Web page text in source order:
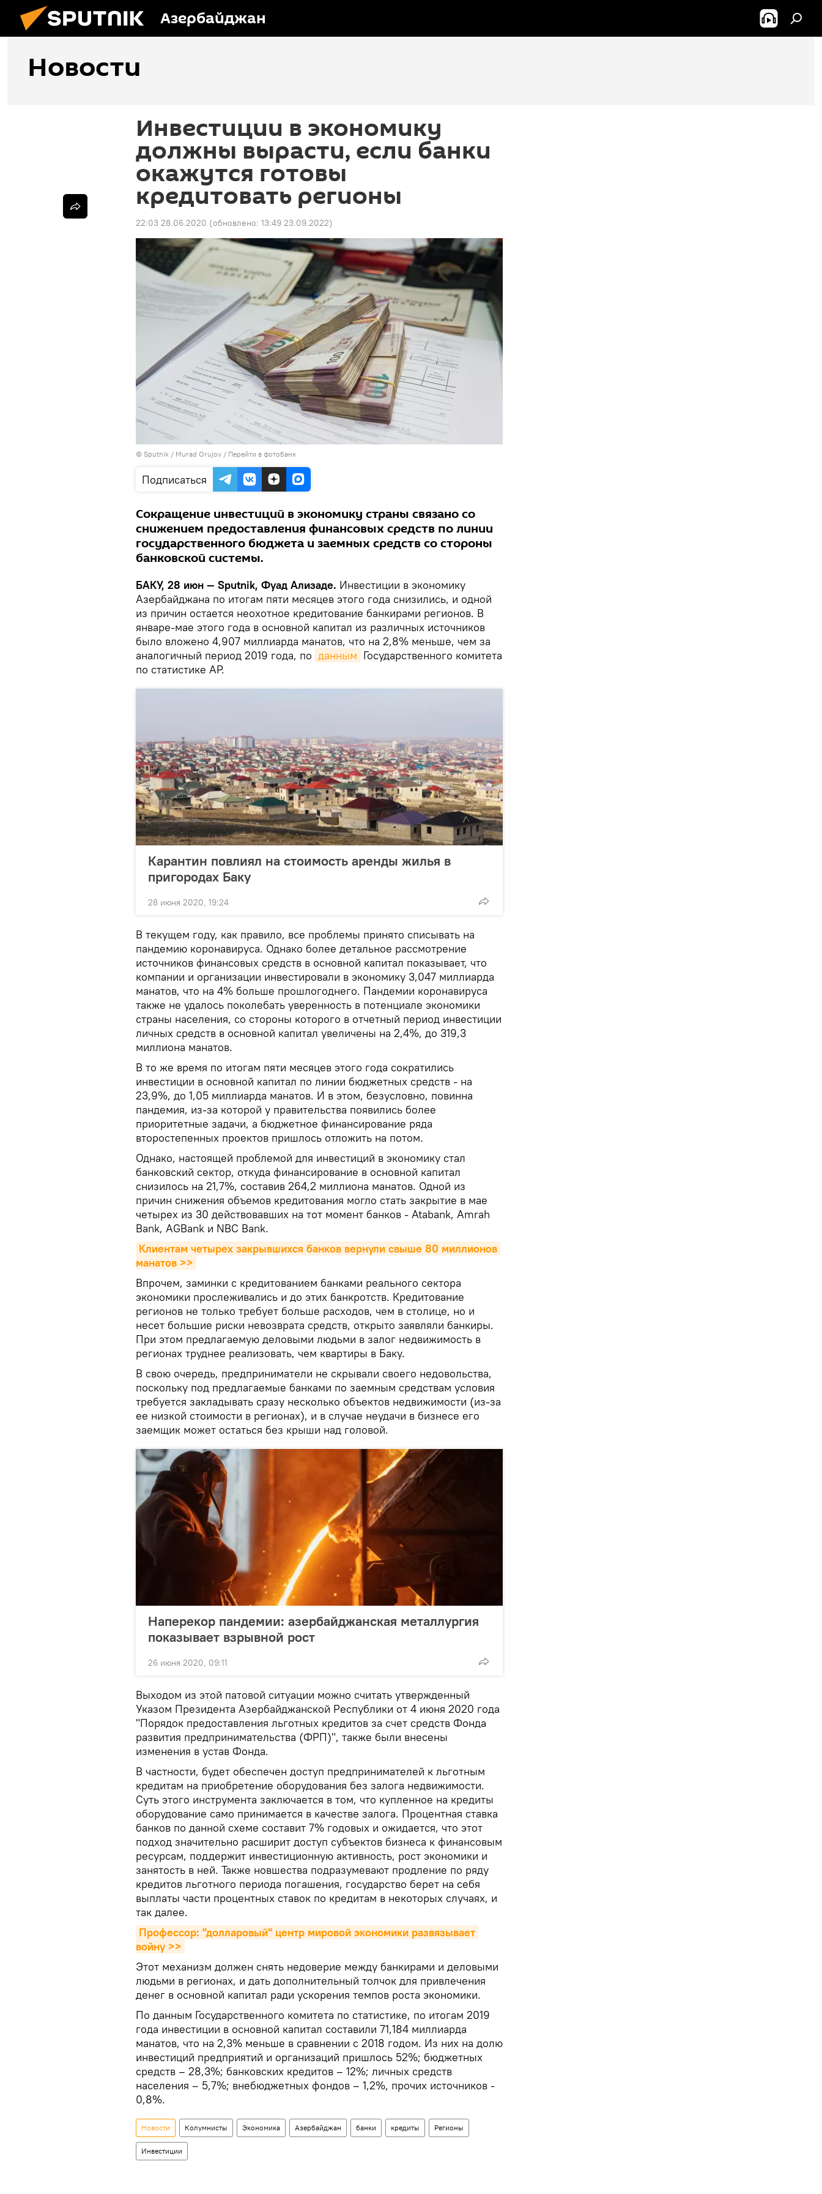
Азербайджан
Новости
Инвестиции в экономику
должны вырасти, если банки
окажутся готовы
кредитовать регионы
22:03 28.06.2020 (обновлено: 13:49 23.09.2022)
© Sputnik / Murad Orujov / Перейти в фотобанк
Подписаться
Сокращение инвестиций в экономику страны связано со
снижением предоставления финансовых средств по линии
государственного бюджета и заемных средств со стороны
банковской системы.
БАКУ, 28 июн — Sputnik, Фуад Ализаде. Инвестиции в экономику
Азербайджана по итогам пяти месяцев этого года снизились, и одной
из причин остается неохотное кредитование банкирами регионов. В
январе-мае этого года в основной капитал из различных источников
было вложено 4,907 миллиарда манатов, что на 2,8% меньше, чем за
аналогичный период 2019 года, по данным Государственного комитета
по статистике АР.
Карантин повлиял на стоимость аренды жилья в
пригородах Баку
28 июня 2020, 19:24
В текущем году, как правило, все проблемы принято списывать на
пандемию коронавируса. Однако более детальное рассмотрение
источников финансовых средств в основной капитал показывает, что
компании и организации инвестировали в экономику 3,047 миллиарда
манатов, что на 4% больше прошлогоднего. Пандемии коронавируса
также не удалось поколебать уверенность в потенциале экономики
страны населения, со стороны которого в отчетный период инвестиции
личных средств в основной капитал увеличены на 2,4%, до 319,3
миллиона манатов.
В то же время по итогам пяти месяцев этого года сократились
инвестиции в основной капитал по линии бюджетных средств - на
23,9%, до 1,05 миллиарда манатов. И в этом, безусловно, повинна
пандемия, из-за которой у правительства появились более
приоритетные задачи, а бюджетное финансирование ряда
второстепенных проектов пришлось отложить на потом.
Однако, настоящей проблемой для инвестиций в экономику стал
банковский сектор, откуда финансирование в основной капитал
снизилось на 21,7%, составив 264,2 миллиона манатов. Одной из
причин снижения объемов кредитования могло стать закрытие в мае
четырех из 30 действовавших на тот момент банков - Atabank, Amrah
Bank, AGBank и NBC Bank.
Клиентам четырех закрывшихся банков вернули свыше 80 миллионов
манатов >>
Впрочем, заминки с кредитованием банками реального сектора
экономики прослеживались и до этих банкротств. Кредитование
регионов не только требует больше расходов, чем в столице, но и
несет большие риски невозврата средств, открыто заявляли банкиры.
При этом предлагаемую деловыми людьми в залог недвижимость в
регионах труднее реализовать, чем квартиры в Баку.
В свою очередь, предприниматели не скрывали своего недовольства,
поскольку под предлагаемые банками по заемным средствам условия
требуется закладывать сразу несколько объектов недвижимости (из-за
ее низкой стоимости в регионах), и в случае неудачи в бизнесе его
заемщик может остаться без крыши над головой.
Наперекор пандемии: азербайджанская металлургия
показывает взрывной рост
26 июня 2020, 09:11
Выходом из этой патовой ситуации можно считать утвержденный
Указом Президента Азербайджанской Республики от 4 июня 2020 года
"Порядок предоставления льготных кредитов за счет средств Фонда
развития предпринимательства (ФРП)", также были внесены
изменения в устав Фонда.
В частности, будет обеспечен доступ предпринимателей к льготным
кредитам на приобретение оборудования без залога недвижимости.
Суть этого инструмента заключается в том, что купленное на кредиты
оборудование само принимается в качестве залога. Процентная ставка
банков по данной схеме составит 7% годовых и ожидается, что этот
подход значительно расширит доступ субъектов бизнеса к финансовым
ресурсам, поддержит инвестиционную активность, рост экономики и
занятость в ней. Также новшества подразумевают продление по ряду
кредитов льготного периода погашения, государство берет на себя
выплаты части процентных ставок по кредитам в некоторых случаях, и
так далее.
Профессор: "долларовый" центр мировой экономики развязывает
войну >>
Этот механизм должен снять недоверие между банкирами и деловыми
людьми в регионах, и дать дополнительный толчок для привлечения
денег в основной капитал ради ускорения темпов роста экономики.
По данным Государственного комитета по статистике, по итогам 2019
года инвестиции в основной капитал составили 71,184 миллиарда
манатов, что на 2,3% меньше в сравнении с 2018 годом. Из них на долю
инвестиций предприятий и организаций пришлось 52%; бюджетных
средств – 28,3%; банковских кредитов – 12%; личных средств
населения – 5,7%; внебюджетных фондов – 1,2%, прочих источников -
0,8%.
Новости Колумнисты Экономика Азербайджан банки кредиты Регионы
Инвестиции